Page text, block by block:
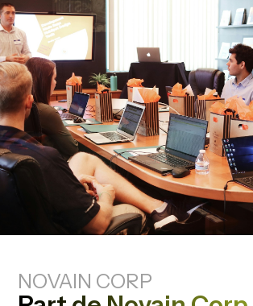
NOVAIN CORP